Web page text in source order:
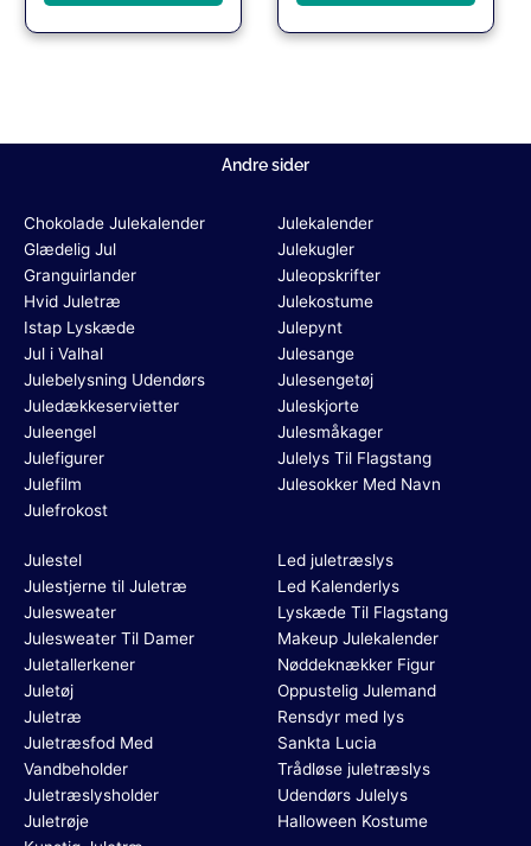
Andre sider
Chokolade Julekalender
Glædelig Jul
Granguirlander
Hvid Juletræ
Istap Lyskæde
Jul i Valhal
Julebelysning Udendørs
Juledækkeservietter
Juleengel
Julefigurer
Julefilm
Julefrokost
Julekalender
Julekugler
Juleopskrifter
Julekostume
Julepynt
Julesange
Julesengetøj
Juleskjorte
Julesmåkager
Julelys Til Flagstang
Julesokker Med Navn
Julestel
Julestjerne til Juletræ
Julesweater
Julesweater Til Damer
Juletallerkener
Juletøj
Juletræ
Juletræsfod Med
Vandbeholder
Juletræslysholder
Juletrøje
Led juletræslys
Led Kalenderlys
Lyskæde Til Flagstang
Makeup Julekalender
Nøddeknækker Figur
Oppustelig Julemand
Rensdyr med lys
Sankta Lucia
Trådløse juletræslys
Udendørs Julelys
Halloween Kostume